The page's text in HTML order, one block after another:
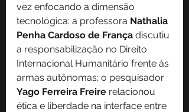
vez enfocando a dimensão
tecnológica: a professora Nathalia
Penha Cardoso de França discutiu
a responsabilização no Direito
Internacional Humanitário frente às
armas autônomas; o pesquisador
Yago Ferreira Freire relacionou
ética e liberdade na interface entre